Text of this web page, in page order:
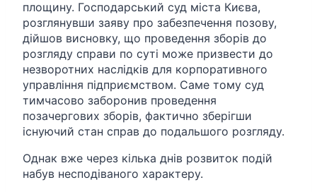
площину. Господарський суд міста Києва,
розглянувши заяву про забезпечення позову,
дійшов висновку, що проведення зборів до
розгляду справи по суті може призвести до
незворотних наслідків для корпоративного
управління підприємством. Саме тому суд
тимчасово заборонив проведення
позачергових зборів, фактично зберігши
існуючий стан справ до подальшого розгляду.
Однак вже через кілька днів розвиток подій
набув несподіваного характеру.